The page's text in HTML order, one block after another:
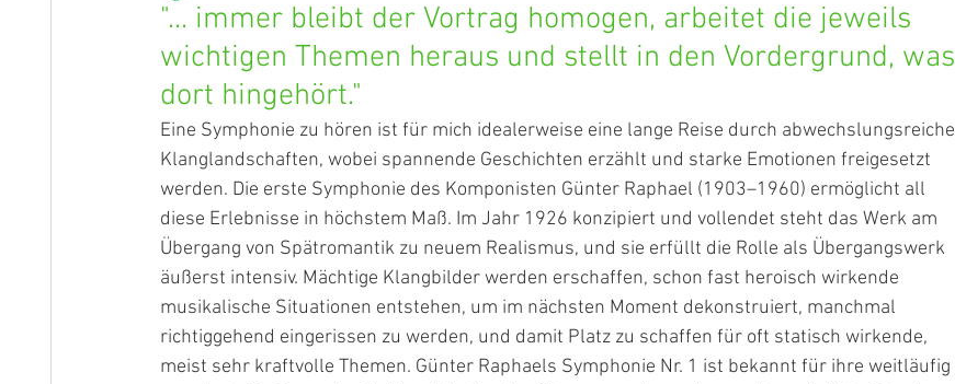
"... immer bleibt der Vortrag homogen, arbeitet die jeweils
wichtigen Themen heraus und stellt in den Vordergrund, was
dort hingehört."
Eine Symphonie zu hören ist für mich idealerweise eine lange Reise durch abwechslungsreiche
Klanglandschaften, wobei spannende Geschichten erzählt und starke Emotionen freigesetzt
werden. Die erste Symphonie des Komponisten Günter Raphael (1903–1960) ermöglicht all
diese Erlebnisse in höchstem Maß. Im Jahr 1926 konzipiert und vollendet steht das Werk am
Übergang von Spätromantik zu neuem Realismus, und sie erfüllt die Rolle als Übergangswerk
äußerst intensiv. Mächtige Klangbilder werden erschaffen, schon fast heroisch wirkende
musikalische Situationen entstehen, um im nächsten Moment dekonstruiert, manchmal
richtiggehend eingerissen zu werden, und damit Platz zu schaffen für oft statisch wirkende,
meist sehr kraftvolle Themen. Günter Raphaels Symphonie Nr. 1 ist bekannt für ihre weitläufig